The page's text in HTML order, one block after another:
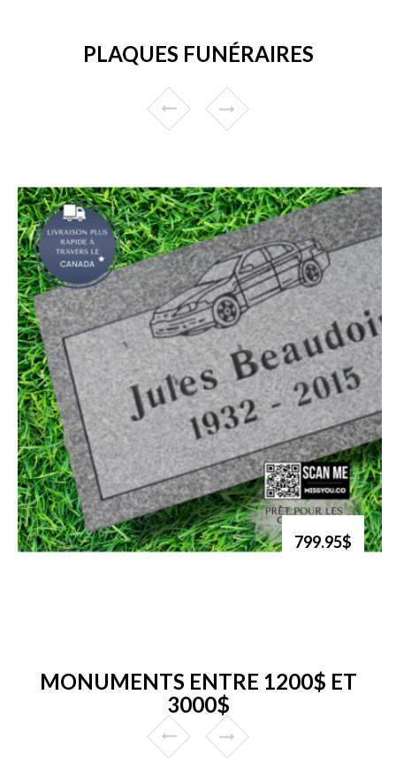
PLAQUES FUNÉRAIRES
799.95$
MONUMENTS ENTRE 1200$ ET
3000$